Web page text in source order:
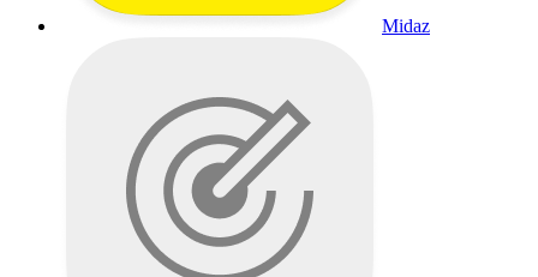
Midaz